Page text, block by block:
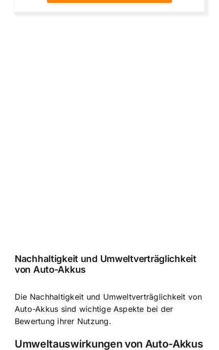
Nachhaltigkeit und Umweltverträglichkeit
von Auto-Akkus
Die Nachhaltigkeit und Umweltverträglichkeit von
Auto-Akkus sind wichtige Aspekte bei der
Bewertung ihrer Nutzung.
Umweltauswirkungen von Auto-Akkus